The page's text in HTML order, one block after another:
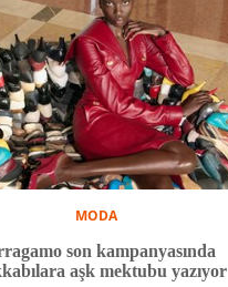
MODA
son kampanyasında
aşk mektubu yazıyor